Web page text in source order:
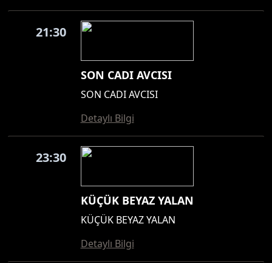
21:30
SON CADI AVCISI
SON CADI AVCISI
Detaylı Bilgi
23:30
KÜÇÜK BEYAZ YALAN
KÜÇÜK BEYAZ YALAN
Detaylı Bilgi